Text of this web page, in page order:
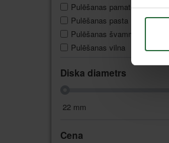
Pulēšanas pamatne
Pulēšanas pasta
Pulēšanas švamme
Pulēšanas vilna
Diska diametrs
22 mm
Cena